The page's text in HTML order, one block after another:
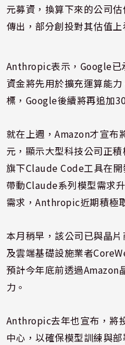
元募資，換算下來的公司
傳出，部分創投對其估值上
Anthropic表示，Google已
資金將先用於擴充運算能
標，Google後續將再追加
就在上週，Amazon才宣
元，顯示大型科技公司正
旗下Claude Code工具在
帶動Claude系列模型需求
需求，Anthropic近期積極
本月稍早，該公司已與晶
及雲端基礎設施業者
預計今年底前透過Amazon
力。
Anthropic去年也宣布，將
中心，以確保模型訓練與